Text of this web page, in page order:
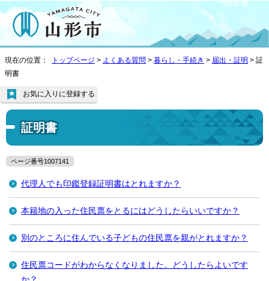
現在の位置： トップページ > よくある質問 > 暮らし・手続き > 届出・証明 > 証
明書
証明書
お気に入りに登録する
ページ番号1007141
代理人でも印鑑登録証明書はとれますか？
本籍地の入った住民票をとるにはどうしたらいいですか？
別のところに住んでいる子どもの住民票を親がとれますか？
住民票コードがわからなくなりました。どうしたらよいです